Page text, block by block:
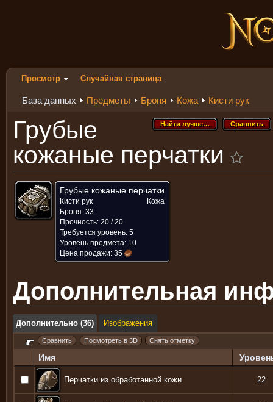
Просмотр Случайная страница
База данных Предметы Броня Кожа Кисти рук
Сравнить
Сравнить
Найти лучше…
Найти лучше…
Грубые
кожаные перчатки
Грубые кожаные перчатки
Кисти рук
Кожа
Броня: 33
Прочность: 20 / 20
Требуется уровень: 5
Уровень предмета: 10
Цена продажи: 35
Дополнительная
Дополнительно (36) Изображения
Имя
Перчатки из обработанной кожи 22